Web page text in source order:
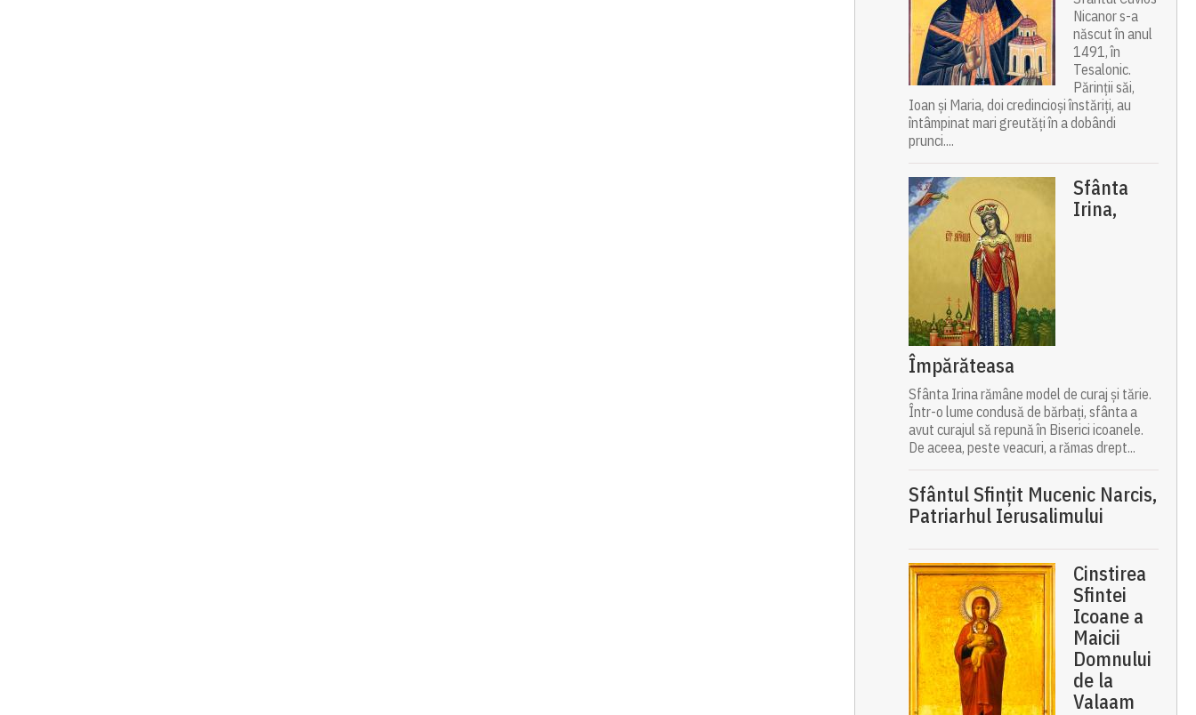
Nicanor s-a
născut în anul
1491, în
Tesalonic.
Părinții săi,
Ioan și Maria, doi credincioși înstăriți, au
întâmpinat mari greutăți în a dobândi
prunci....
Sfânta
Irina,
Împărăteasa
Sfânta Irina rămâne model de curaj și tărie.
Într-o lume condusă de bărbați, sfânta a
avut curajul să repună în Biserici icoanele.
De aceea, peste veacuri, a rămas drept...
Sfântul Sfinţit Mucenic Narcis,
Patriarhul Ierusalimului
Cinstirea
Sfintei
Icoane a
Maicii
Domnului
de la
Valaam